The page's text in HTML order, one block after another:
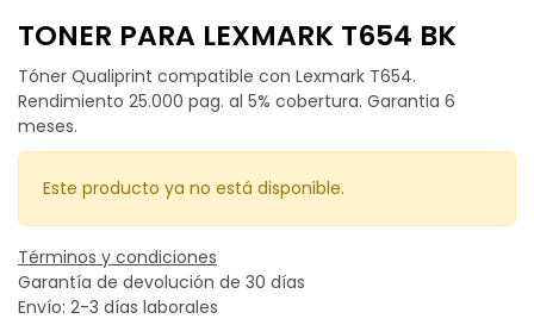
TONER PARA LEXMARK T654 BK
Tóner Qualiprint compatible con Lexmark T654.
Rendimiento 25.000 pag. al 5% cobertura. Garantia 6
meses.
Este producto ya no está disponible.
Términos y condiciones
Garantía de devolución de 30 días
Envío: 2-3 días laborales